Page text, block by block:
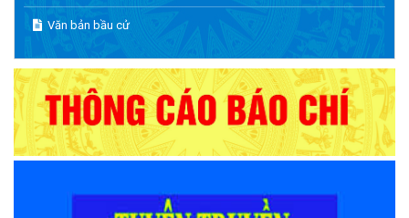
Văn bản bầu cử